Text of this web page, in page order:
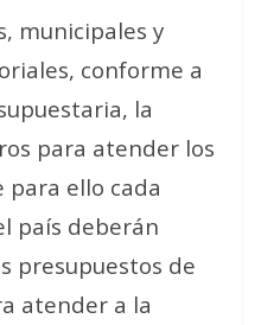
municipales y
conforme a
la
para atender los
para ello cada
país deberán
presupuestos de
atender a la